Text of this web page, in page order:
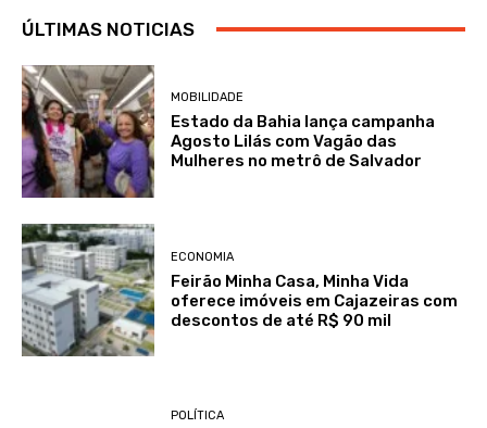
ÚLTIMAS NOTICIAS
MOBILIDADE
Estado da Bahia lança campanha
Agosto Lilás com Vagão das
Mulheres no metrô de Salvador
ECONOMIA
Feirão Minha Casa, Minha Vida
oferece imóveis em Cajazeiras com
descontos de até R$ 90 mil
POLÍTICA